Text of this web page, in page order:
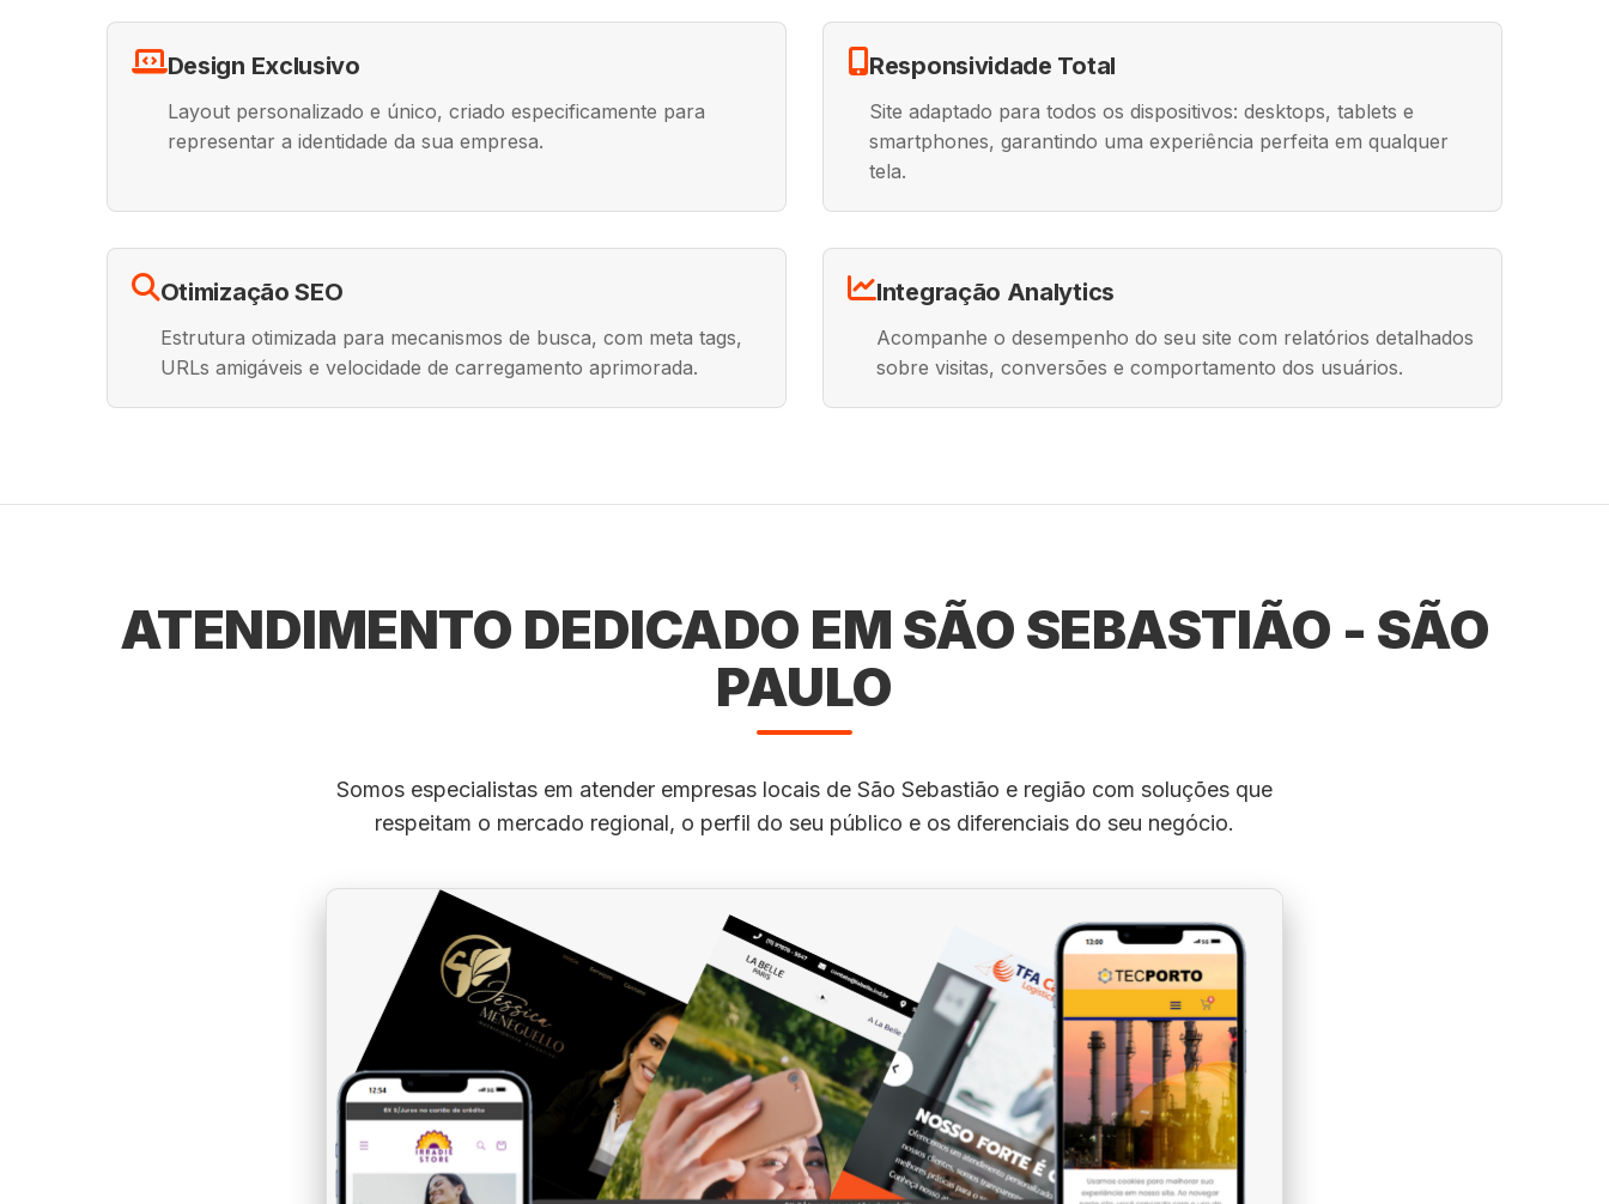
Design Exclusivo
Layout personalizado e único, criado especificamente para
representar a identidade da sua empresa.
Responsividade Total
Site adaptado para todos os dispositivos: desktops, tablets e
smartphones, garantindo uma experiência perfeita em qualquer
tela.
Otimização SEO
Estrutura otimizada para mecanismos de busca, com meta tags,
URLs amigáveis e velocidade de carregamento aprimorada.
Integração Analytics
Acompanhe o desempenho do seu site com relatórios detalhados
sobre visitas, conversões e comportamento dos usuários.
ATENDIMENTO DEDICADO EM SÃO SEBASTIÃO - SÃO
PAULO
Somos especialistas em atender empresas locais de São Sebastião e região com soluções que
respeitam o mercado regional, o perfil do seu público e os diferenciais do seu negócio.